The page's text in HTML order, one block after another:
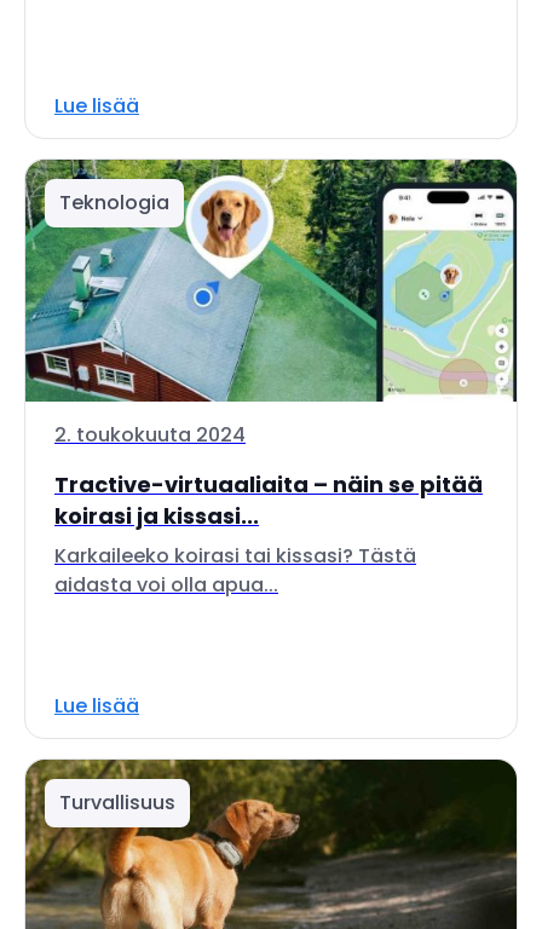
Lue lisää
Teknologia
2. toukokuuta 2024
Tractive-virtuaaliaita – näin se pitää
koirasi ja kissasi...
Karkaileeko koirasi tai kissasi? Tästä
aidasta voi olla apua...
Lue lisää
Turvallisuus